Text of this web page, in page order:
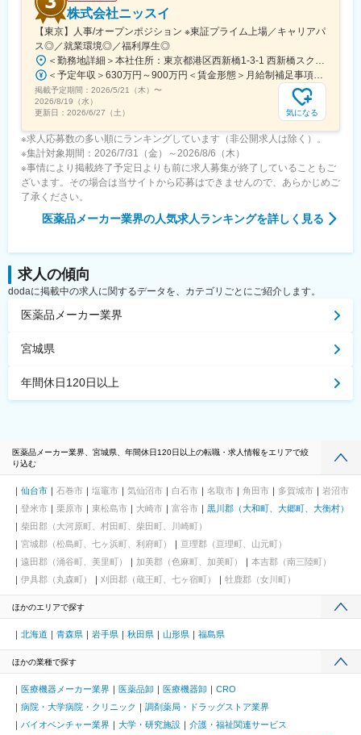
株式会社ニッスイ
【東京】人事/オープンポジション ※東証プライム上場／キャリアパ
ス◎／就業環境◎／福利厚生◎
＜勤務地詳細＞本社住所：東京都港区西新橋1-3-1 西新橋スクエア勤務地最寄駅：東京メトロ線／内幸町駅受動喫煙対策：屋内全面禁煙変更の範囲：会社の定める事業所（リモートワーク含む）
＜予定年収＞630万円～900万円＜賃金形態＞月給制補足事項なし＜賃金内訳＞月額（基本給）：330,000円～448,000円＜月給＞330,000円～448,000円＜昇給有無＞有＜残業手当＞有＜給与補足＞※給与詳細は、経験・経歴を考慮のうえ、決定します。■賞与：年2回（6月・12月）※2026年 度見込（ 6.0ヶ月）※時間外、法定外休日勤務をした場合は30%の割増手当支給法定休日勤務の場合は、35%の割増手当支給賃金はあくまでも目安の金額であり、選考を通じて上下する可能性があります。月給(月額)は固定手当を含めた表記です。
掲載予定期間： 2026/5/21（木） 〜
2026/8/19（水）
更新日： 2026/6/27（土） 気になる
※求人応募数の多い順にランキングしています（非公開求人は除く）。
※集計対象期間：2026/7/31（金）～2026/8/6（木）
※事情により掲載終了予定日よりも前に求人募集が終了していることもご
ざいます。その場合は当サイトから応募はできませんので、あらかじめご
了承ください。
医薬品メーカー業界の人気求人ランキングを詳しく見る
求人の傾向
dodaに掲載中の求人に関するデータを、カテゴリごとにご紹介します。
医薬品メーカー業界
宮城県
年間休日120日以上
医薬品メーカー業界、宮城県、年間休日120日以上の転職・求人情報をエリアで絞
り込む
仙台市 石巻市 塩竈市 気仙沼市 白石市 名取市 角田市 多賀城市
岩沼市
登米市
栗原市 東松島市 大崎市 富谷市
黒川郡（大和町、大郷町、大衡村）
柴田郡（大河原町、村田町、柴田町、川崎町）
宮城郡（松島町、七ヶ浜町、利府町）
亘理郡（亘理町、山元町）
遠田郡（涌谷町、美里町）
加美郡（色麻町、加美町）
本吉郡（南三陸町）
伊具郡（丸森町）
刈田郡（蔵王町、七ヶ宿町） 牡鹿郡（女川町）
ほかのエリアで探す
北海道 青森県 岩手県 秋田県 山形県 福島県
ほかの業種で探す
医療機器メーカー業界 医薬品卸 医療機器卸
CRO
病院・大学病院・クリニック
調剤薬局・ドラッグストア業界
バイオベンチャー業界
大学・研究施設
介護・福祉関連サービス